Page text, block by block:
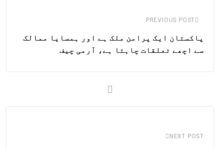
PREVIOUS POST
پاکستان ایک پرامن ملک ہے اور ہمسایا ممالک
سے اچھے تعلقات چاہتا ہے، آرمی چیف
NEXT POST